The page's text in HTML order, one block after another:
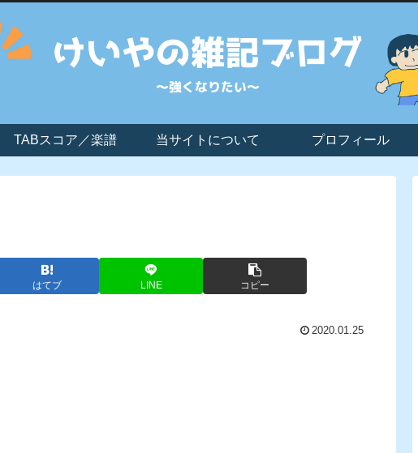
TABスコア／楽譜 当サイトについて プロフィール
はてブ LINE コピー
2020.01.25